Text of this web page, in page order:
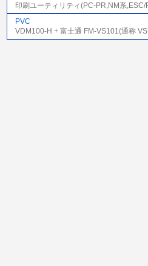
印刷ユーティリティ(PC-PR,NM系
PVC
VDM100-H + 富士通 FM-VS101(通称